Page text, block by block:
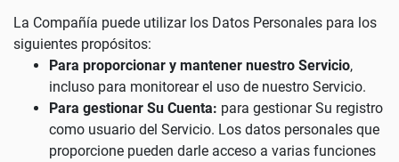
La Compañía puede utilizar los Datos Personales para los
siguientes propósitos:
Para proporcionar y mantener nuestro Servicio,
incluso para monitorear el uso de nuestro Servicio.
Para gestionar Su Cuenta: para gestionar Su registro
como usuario del Servicio. Los datos personales que
proporcione pueden darle acceso a varias funciones